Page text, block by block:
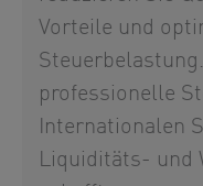
Vorteile und
professionelle
Internationalen
Liquiditäts- und